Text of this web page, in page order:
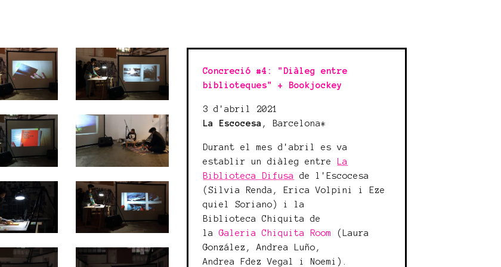
Concreció #4: "Diàleg entre
biblioteques" + Bookjockey
3 d'abril 2021
La Escocesa , Barcelona*
Durant el mes d'abril es va
establir un diàleg entre
La
Biblioteca Difusa
de l'Escocesa
(Silvia Renda, Erica Volpini i Eze
quiel Soriano) i la
Biblioteca Chiquita de
laGaleria Chiquita Room
(Laura
González, Andrea Luño,
Andrea Fdez Vegal i Noemi).